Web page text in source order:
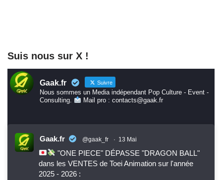
Suis nous sur X !
Gaak.fr Suivre
Nous sommes un Media indépendant Pop Culture - Event -
Consulting.
Mail pro : contacts@gaak.fr
Gaak.fr @gaak_fr · 13 Mai
"ONE PIECE" DÉPASSE "DRAGON BALL"
dans les VENTES de Toei Animation sur l'année
2025 - 2026 :